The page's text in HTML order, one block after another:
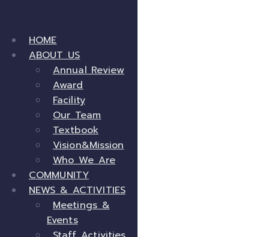
HOME
ABOUT US
Annual Review
Award
Facility
Our Team
Textbook
Vision&Mission
Who We Are
COMMUNITY
NEWS & ACTIVITIES
Meetings &
Events